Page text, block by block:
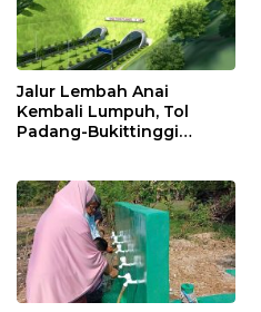
Jalur Lembah Anai
Kembali Lumpuh, Tol
Padang-Bukittinggi